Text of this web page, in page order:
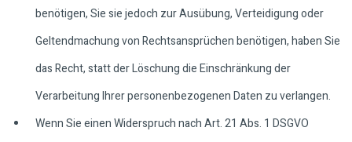
benötigen, Sie sie jedoch zur Ausübung, Verteidigung oder
Geltendmachung von Rechtsansprüchen benötigen, haben Sie
das Recht, statt der Löschung die Einschränkung der
Verarbeitung Ihrer personenbezogenen Daten zu verlangen.
Wenn Sie einen Widerspruch nach Art. 21 Abs. 1 DSGVO